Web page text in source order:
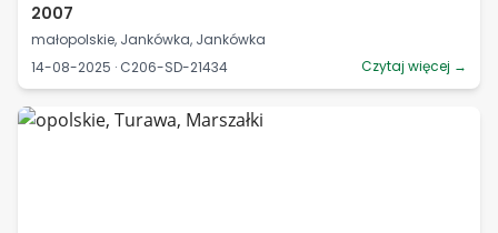
2007
małopolskie, Jankówka, Jankówka
14-08-2025 · C206-SD-21434
Czytaj więcej →